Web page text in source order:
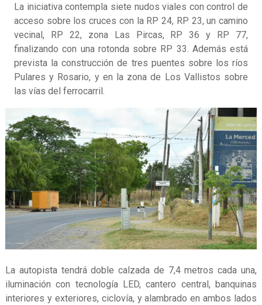
La iniciativa contempla siete nudos viales con control de
acceso sobre los cruces con la RP 24, RP 23, un camino
vecinal, RP 22, zona Las Pircas, RP 36 y RP 77,
finalizando con una rotonda sobre RP 33. Además está
prevista la construcción de tres puentes sobre los ríos
Pulares y Rosario, y en la zona de Los Vallistos sobre
las vías del ferrocarril.
La autopista tendrá doble calzada de 7,4 metros cada una,
iluminación con tecnología LED, cantero central, banquinas
interiores y exteriores, ciclovía, y alambrado en ambos lados